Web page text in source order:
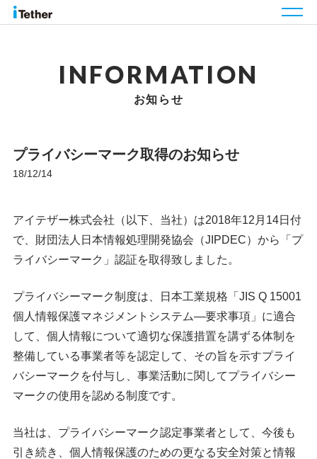
INFORMATION
お知らせ
プライバシーマーク取得のお知らせ
18/12/14
アイテザー株式会社（以下、当社）は2018年12月14日付
で、財団法人日本情報処理開発協会（JIPDEC）から「プ
ライバシーマーク」認証を取得致しました。
プライバシーマーク制度は、日本工業規格「JIS Q 15001
個人情報保護マネジメントシステム―要求事項」に適合
して、個人情報について適切な保護措置を講ずる体制を
整備している事業者等を認定して、その旨を示すプライ
バシーマークを付与し、事業活動に関してプライバシー
マークの使用を認める制度です。
当社は、プライバシーマーク認定事業者として、今後も
引き続き、個人情報保護のための更なる安全対策と情報